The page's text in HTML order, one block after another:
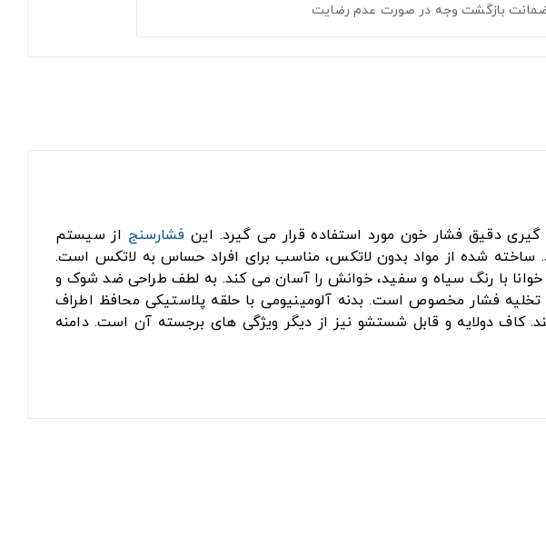
بازگشت وجه در صورت عدم رضایت
فشارسنج از سیستم
ساخته شده از مواد بدون لاتکس، مناسب برای افراد حساس به لاتکس است.
با رنگ سیاه و سفید، خوانش را آسان می کند. به لطف طراحی ضد شوک و
فشار مخصوص است. بدنه آلومینیومی با حلقه پلاستیکی محافظ اطراف
دولایه و قابل شستشو نیز از دیگر ویژگی های برجسته آن است. دامنه